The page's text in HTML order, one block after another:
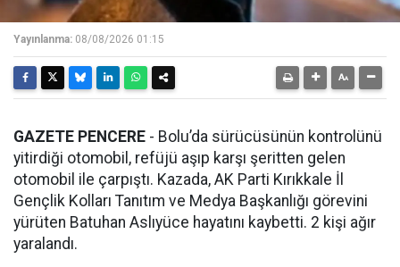
Yayınlanma: 08/08/2026 01:15
GAZETE PENCERE - Bolu’da sürücüsünün kontrolünü
yitirdiği otomobil, refüjü aşıp karşı şeritten gelen
otomobil ile çarpıştı. Kazada, AK Parti Kırıkkale İl
Gençlik Kolları Tanıtım ve Medya Başkanlığı görevini
yürüten Batuhan Aslıyüce hayatını kaybetti. 2 kişi ağır
yaralandı.